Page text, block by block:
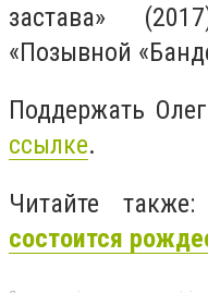
застава»
«Позывной
Поддержать
ссылке.
Читайте также:
состоится